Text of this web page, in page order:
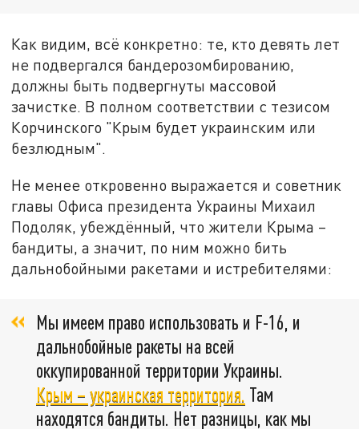
Как видим, всё конкретно: те, кто девять лет
не подвергался бандерозомбированию,
должны быть подвергнуты массовой
зачистке. В полном соответствии с тезисом
Корчинского "Крым будет украинским или
безлюдным".
Не менее откровенно выражается и советник
главы Офиса президента Украины Михаил
Подоляк, убеждённый, что жители Крыма –
бандиты, а значит, по ним можно бить
дальнобойными ракетами и истребителями:
Мы имеем право использовать и F-16, и
дальнобойные ракеты на всей
оккупированной территории Украины.
Крым – украинская территория. Там
находятся бандиты. Нет разницы, как мы